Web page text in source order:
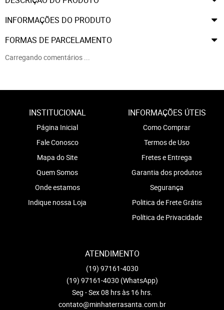
INFORMAÇÕES DO PRODUTO
FORMAS DE PARCELAMENTO
Carregando comentários ...
INSTITUCIONAL
Página Inicial
Fale Conosco
Mapa do Site
Quem Somos
Onde estamos
Indique nossa Loja
INFORMAÇÕES ÚTEIS
Como Comprar
Termos de Uso
Fretes e Entrega
Garantia dos produtos
Segurança
Politica de Frete Grátis
Política de Privacidade
ATENDIMENTO
(19) 97161-4030
(19) 97161-4030 (WhatsApp)
Seg - Sex 08 hrs às 16 hrs.
contato@minhaterrasanta.com.br